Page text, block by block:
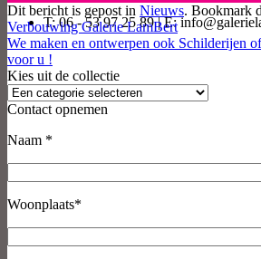
T: 06 - 53 97 25 89 | E:
Dit bericht is gepost in Nieuws. Bookmark
Verbouwing Galerie LamBert
We maken en ontwerpen ook Schilderijen
voor u !
Kies uit de collectie
Contact opnemen
Naam *
Woonplaats*